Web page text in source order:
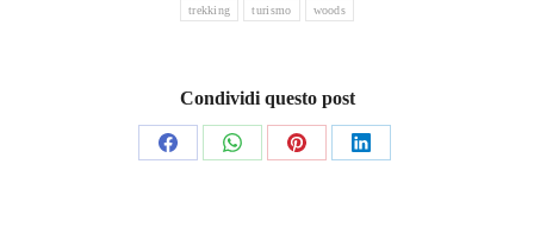
trekking turismo woods
Condividi questo post
Share
Share
Share
Share